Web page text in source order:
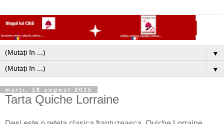
▼
▼
marți, 18 august 2015
Tarta Quiche Lorraine